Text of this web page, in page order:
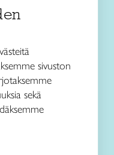
sivuston
sekä